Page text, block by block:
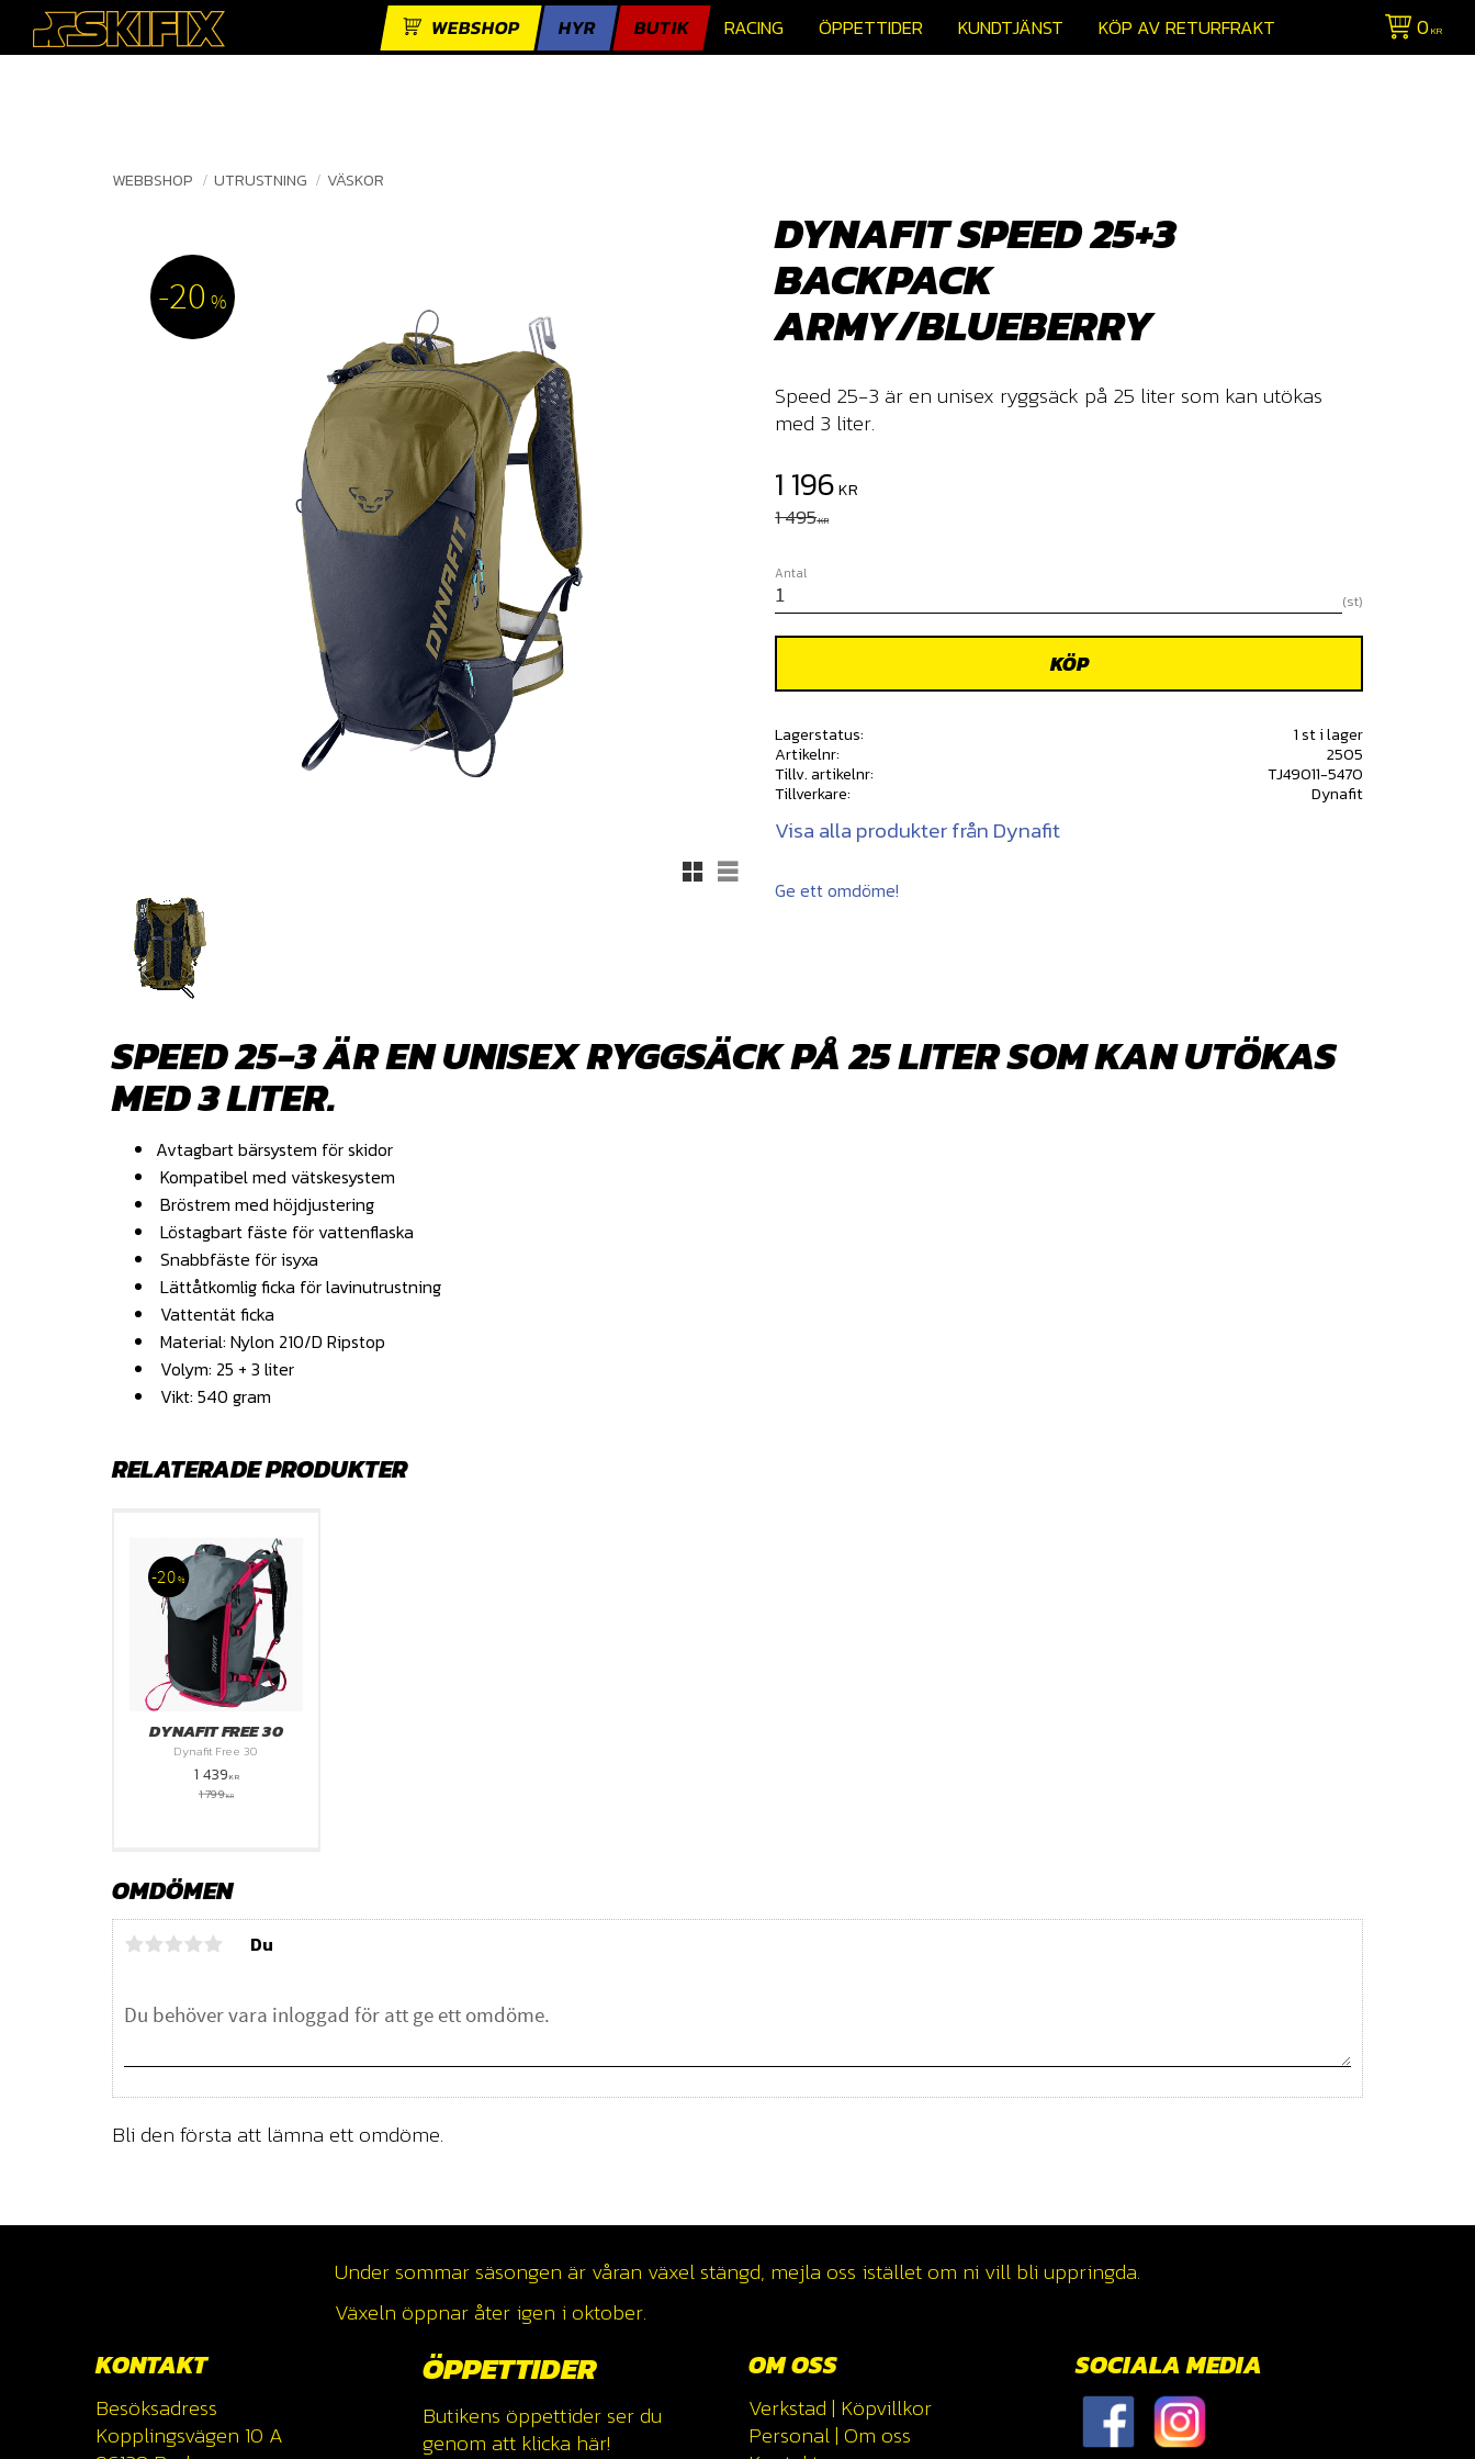
WEBSHOP HYR BUTIK RACING ÖPPETTIDER KUNDTJÄNST KÖP AV RETURFRAKT 0KR
WEBBSHOP UTRUSTNING VÄSKOR
DYNAFIT SPEED 25+3
BACKPACK
ARMY/BLUEBERRY
Speed 25-3 är en unisex ryggsäck på 25 liter som kan utökas
med 3 liter.
20 %
Rutnätsvy
Listvy
Nedsatt pris:
1 196KR
Ordinarie pris:
1 495KR
Antal
st
KÖP
Lagerstatus
1 st i lager
Artikelnr
2505
Tillv. artikelnr
TJ49011-5470
Tillverkare
Dynafit
Visa alla produkter från Dynafit
Ge ett omdöme!
SPEED 25-3 ÄR EN UNISEX RYGGSÄCK PÅ 25 LITER SOM KAN UTÖKAS
MED 3 LITER.
Avtagbart bärsystem för skidor
Kompatibel med vätskesystem
Bröstrem med höjdjustering
Löstagbart fäste för vattenflaska
Snabbfäste för isyxa
Lättåtkomlig ficka för lavinutrustning
Vattentät ficka
Material: Nylon 210/D Ripstop
Volym: 25 + 3 liter
Vikt: 540 gram
OMDÖMEN
Du
Bli den första att lämna ett omdöme.
RELATERADE PRODUKTER
DYNAFIT FREE 30
Dynafit Free 30
1 439KR
1 799KR
20 %
Under sommar säsongen är våran växel stängd, mejla oss istället om ni vill bli uppringda.
Växeln öppnar åter igen i oktober.
KONTAKT
Besöksadress
Kopplingsvägen 10 A
ÖPPETTIDER
Butikens öppettider ser du
genom att klicka här!
OM OSS
Verkstad | Köpvillkor
Personal| Om oss
SOCIALA MEDIA